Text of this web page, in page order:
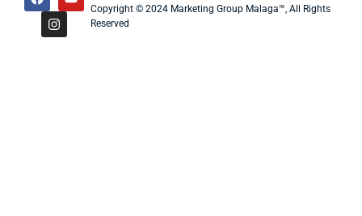
Copyright © 2024 Marketing Group Malaga™, All Rights
Reserved